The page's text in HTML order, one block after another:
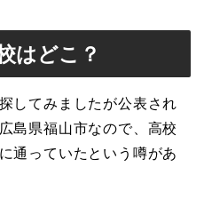
はどこ？
してみましたが公表され
島県福山市なので、高校
通っていたという噂があ